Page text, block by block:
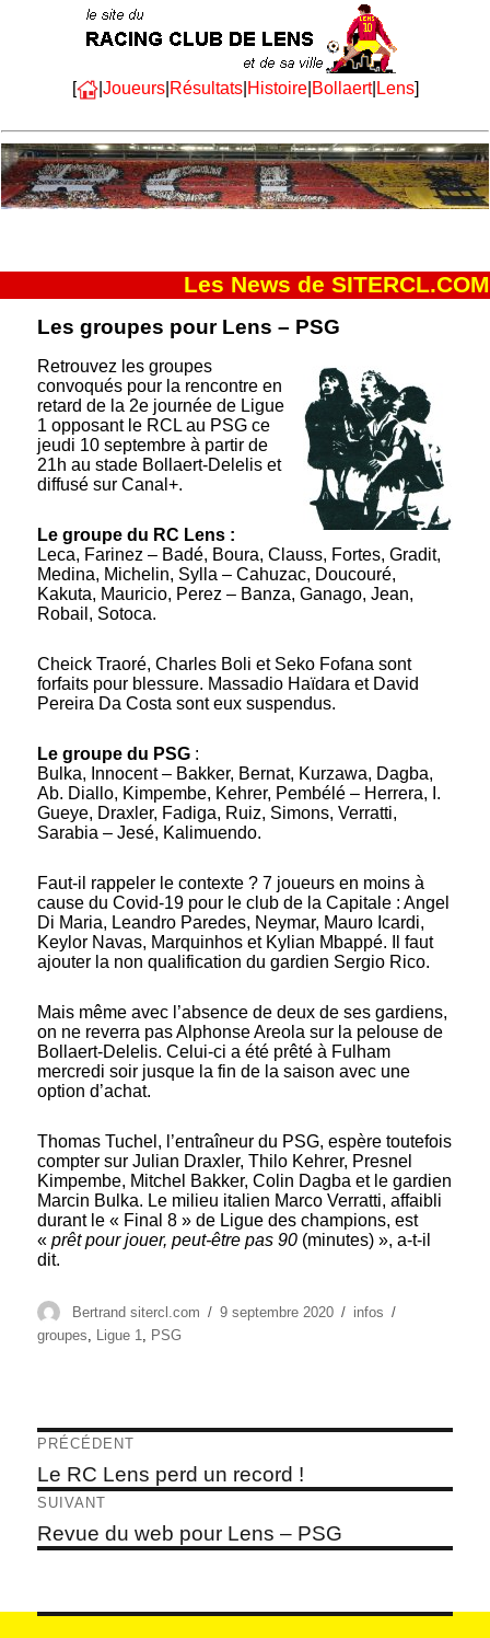
[ | Joueurs| Résultats| Histoire| Bollaert| Lens]
Les News de SITERCL.COM
Les groupes pour Lens – PSG
Retrouvez les groupes
convoqués pour la rencontre en
retard de la 2e journée de Ligue
1 opposant le RCL au PSG ce
jeudi 10 septembre à partir de
21h au stade Bollaert-Delelis et
diffusé sur Canal+.
Le groupe du RC Lens :
Leca, Farinez – Badé, Boura, Clauss, Fortes, Gradit,
Medina, Michelin, Sylla – Cahuzac, Doucouré,
Kakuta, Mauricio, Perez – Banza, Ganago, Jean,
Robail, Sotoca.
Cheick Traoré, Charles Boli et Seko Fofana sont
forfaits pour blessure. Massadio Haïdara et David
Pereira Da Costa sont eux suspendus.
Le groupe du PSG :
Bulka, Innocent – Bakker, Bernat, Kurzawa, Dagba,
Ab. Diallo, Kimpembe, Kehrer, Pembélé – Herrera, I.
Gueye, Draxler, Fadiga, Ruiz, Simons, Verratti,
Sarabia – Jesé, Kalimuendo.
Faut-il rappeler le contexte ? 7 joueurs en moins à
cause du Covid-19 pour le club de la Capitale : Angel
Di Maria, Leandro Paredes, Neymar, Mauro Icardi,
Keylor Navas, Marquinhos et Kylian Mbappé. Il faut
ajouter la non qualification du gardien Sergio Rico.
Mais même avec l’absence de deux de ses gardiens,
on ne reverra pas Alphonse Areola sur la pelouse de
Bollaert-Delelis. Celui-ci a été prêté à Fulham
mercredi soir jusque la fin de la saison avec une
option d’achat.
Thomas Tuchel, l’entraîneur du PSG, espère toutefois
compter sur Julian Draxler, Thilo Kehrer, Presnel
Kimpembe, Mitchel Bakker, Colin Dagba et le gardien
Marcin Bulka. Le milieu italien Marco Verratti, affaibli
durant le « Final 8 » de Ligue des champions, est
«prêt pour jouer, peut-être pas 90 (minutes) », a-t-il
dit.
Auteur
Bertrand sitercl.com
Publié
9 septembre 2020 Catégories
infos
groupes, Ligue 1, PSG
Navigation
de
l’article
PRÉCÉDENT
Article
précédent :
Le RC Lens perd un record !
SUIVANT
Article
suivant :
Revue du web pour Lens – PSG